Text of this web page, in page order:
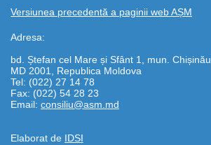
Versiunea precedentă a paginii web AȘM
Adresa:
bd. Ștefan cel Mare și Sfânt 1, mun. Chișinău
MD 2001, Republica Moldova
Tel: (022) 27 14 78
Fax: (022) 54 28 23
Email: consiliu@asm.md
Elaborat de IDSI